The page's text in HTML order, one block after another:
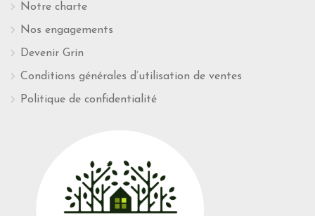
Notre charte
Nos engagements
Devenir Grin
Conditions générales d’utilisation de ventes
Politique de confidentialité